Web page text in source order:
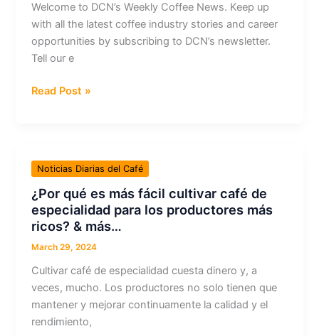
Barista
Championship
&
mais…
Welcome to DCN’s Weekly Coffee News. Keep up
with all the latest coffee industry stories and career
opportunities by subscribing to DCN’s newsletter.
Tell our e
Weekly
Green
Coffee
Factory
+
Legendary
Coffee
&
more…
Read Post »
Noticias Diarias del Café
¿Por qué es más fácil cultivar café de
especialidad para los productores más
ricos? & más…
March 29, 2024
Cultivar café de especialidad cuesta dinero y, a
veces, mucho. Los productores no solo tienen que
mantener y mejorar continuamente la calidad y el
rendimiento,